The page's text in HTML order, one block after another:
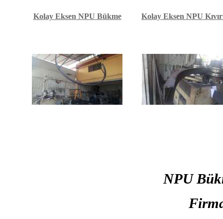
Kolay Eksen NPU Bükme Kolay Eksen NPU
NPU